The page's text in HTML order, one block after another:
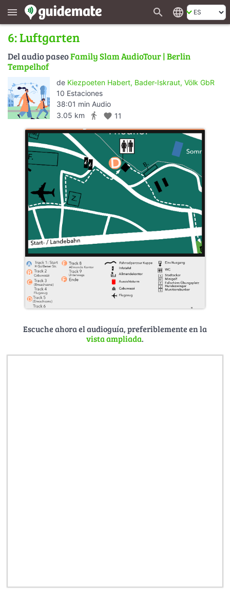
menu search language
6: Luftgarten
Del audio paseoFamily Slam AudioTour | Berlin
Tempelhof
de Kiezpoeten Habert, Bader-Iskraut, Völk GbR
10 Estaciones
38:01 min Audio
3.05 km
directions_walk favorite 11
Escuche ahora el audioguía, preferiblemente en la
vista ampliada.